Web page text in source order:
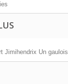
Jimihendrix Un